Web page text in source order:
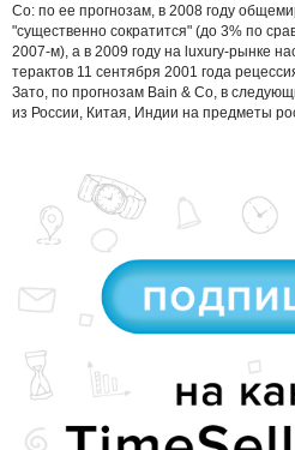
Co: по ее прогнозам, в 2008 году
"существенно сократится" (до 3% по
2007-м), а в 2009 году на luxury-рынке
терактов 11 сентября 2001 года
Зато, по прогнозам Bain & Co, в
из России, Китая, Индии на предметы